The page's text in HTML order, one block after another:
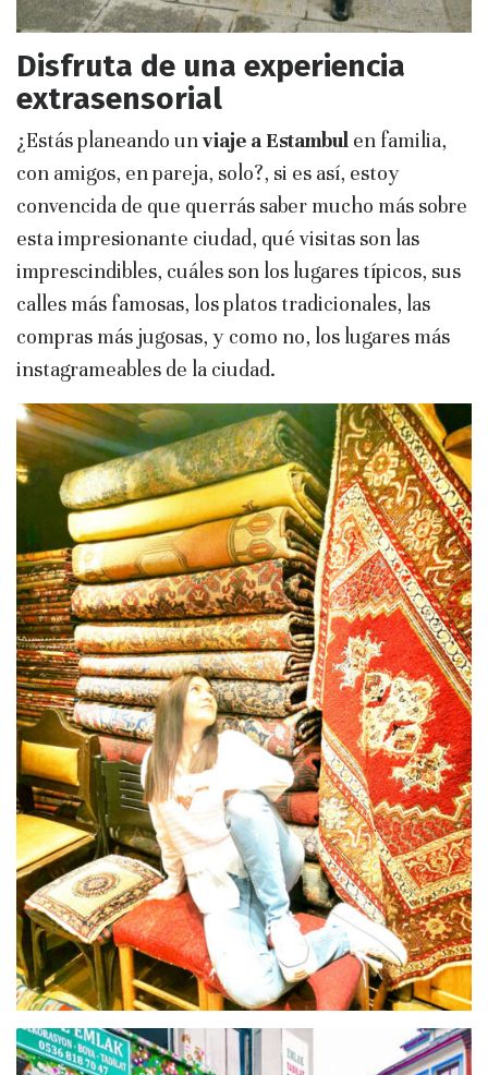
Disfruta de una experiencia
extrasensorial
¿Estás planeando unviaje a Estambul en familia,
con amigos, en pareja, solo?, si es así, estoy
convencida de que querrás saber mucho más sobre
esta impresionante ciudad, qué visitas son las
imprescindibles, cuáles son los lugares típicos, sus
calles más famosas, los platos tradicionales, las
compras más jugosas, y como no, los lugares más
instagrameables de la ciudad.